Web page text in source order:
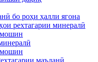
бо роҳи ҳалли ягона
рехтагарии минералӣ
маъданӣ